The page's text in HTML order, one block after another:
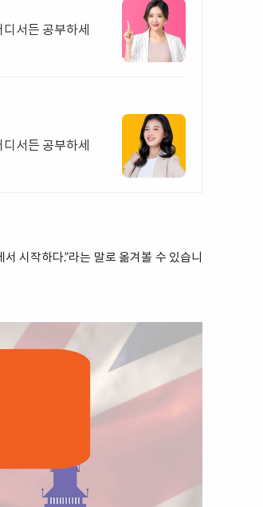
서든 공부하세
서든 공부하세
시작하다.”라는 말로 옮겨볼 수 있습니